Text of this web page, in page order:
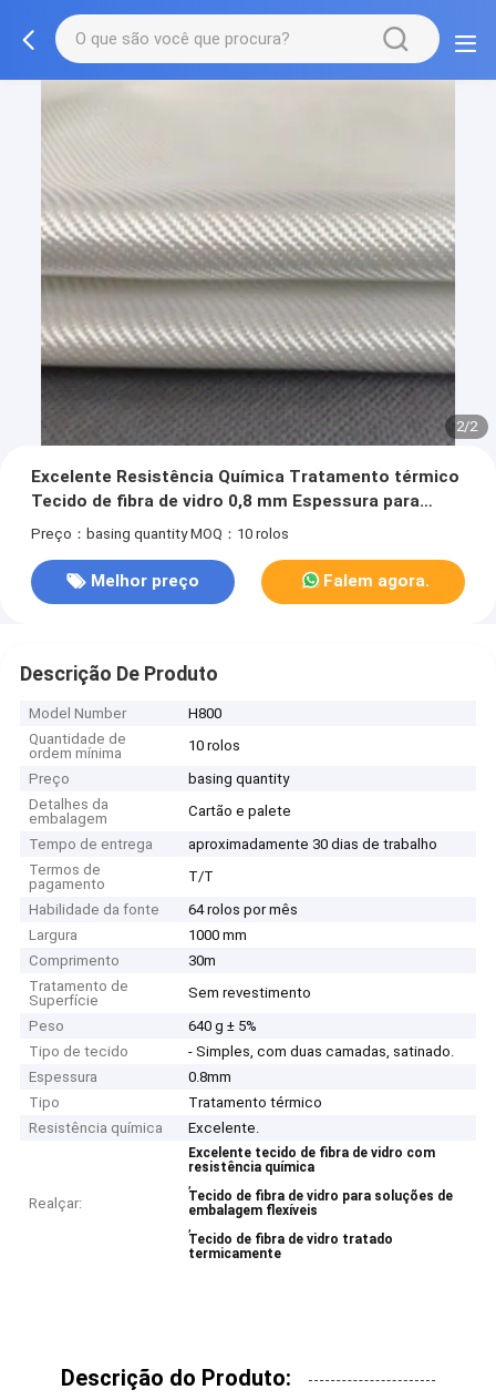
2/2
Excelente Resistência Química Tratamento térmico
Tecido de fibra de vidro 0,8 mm Espessura para
soluções de embalagem flexíveis
Preço：basing quantity MOQ：10 rolos
Melhor preço Falem agora.
Descrição De Produto
Model Number
H800
Quantidade de
ordem mínima
10 rolos
Preço
basing quantity
Detalhes da
embalagem
Cartão e palete
Tempo de entrega
aproximadamente 30 dias de trabalho
Termos de
pagamento
T/T
Habilidade da fonte
64 rolos por mês
Largura
1000 mm
Comprimento
30m
Tratamento de
Superfície
Sem revestimento
Peso
640 g ± 5%
Tipo de tecido
- Simples, com duas camadas, satinado.
Espessura
0.8mm
Tipo
Tratamento térmico
Resistência química
Excelente.
Realçar:
Excelente tecido de fibra de vidro com
resistência química
,
Tecido de fibra de vidro para soluções de
embalagem flexíveis
,
Tecido de fibra de vidro tratado
termicamente
Descrição do Produto: